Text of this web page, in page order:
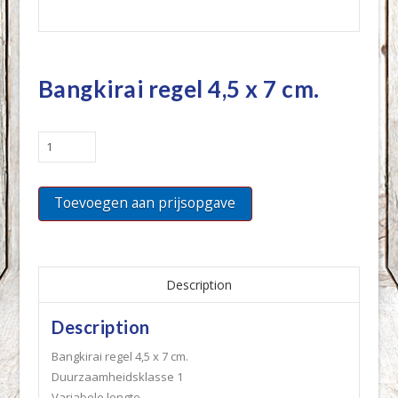
Bangkirai regel 4,5 x 7 cm.
Bangkirai
regel
7
quantity
Toevoegen aan prijsopgave
Description
Description
Bangkirai regel 4,5 x 7 cm.
Duurzaamheidsklasse 1